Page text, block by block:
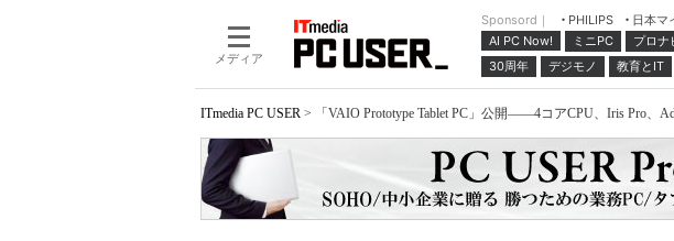
メディア
Sponsord｜ PHILIPS 日本マ
AI PC Now!
ミニPC プロナ
30周年
デジモノ 教育とIT
ITmedia PC USER > 「VAIO Prototype Tablet PC」公開――4コアCPU、Iris Pro、